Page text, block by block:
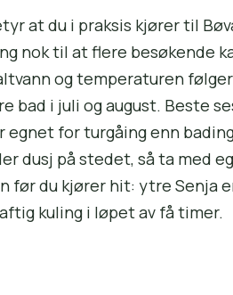
at du i praksis kjører til
nok til at flere besøkende
og temperaturen
bad i juli og august. Beste
for turgåing enn
dusj på stedet, så ta med
før du kjører hit: ytre Senja
kuling i løpet av få timer.